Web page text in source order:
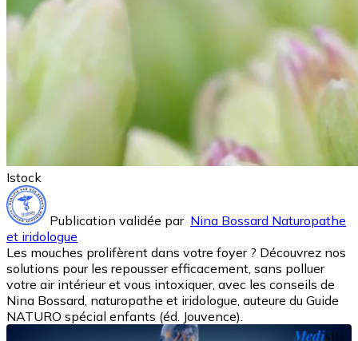
Istock
Publication validée par Nina Bossard Naturopathe
et iridologue
Les mouches prolifèrent dans votre foyer ? Découvrez nos
solutions pour les repousser efficacement, sans polluer
votre air intérieur et vous intoxiquer, avec les conseils de
Nina Bossard, naturopathe et iridologue, auteure du Guide
NATURO spécial enfants (éd. Jouvence).